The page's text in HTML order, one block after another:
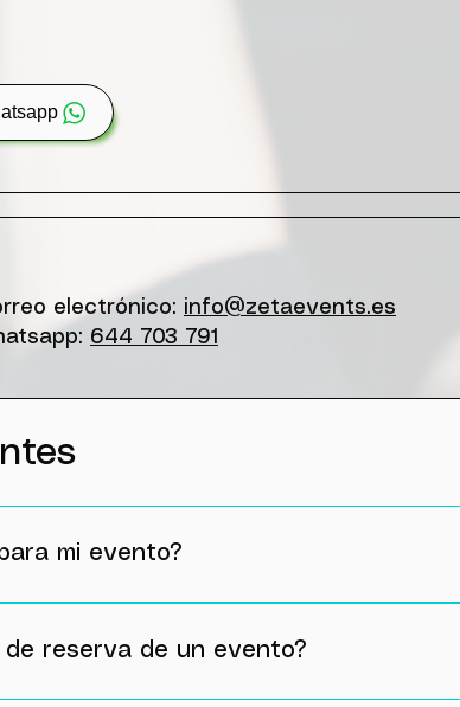
electrónico: info@zetaevents.es
: 644 703 791
mi evento?
más detalle, mejor, cuanto más azúcar más
reserva de un evento?